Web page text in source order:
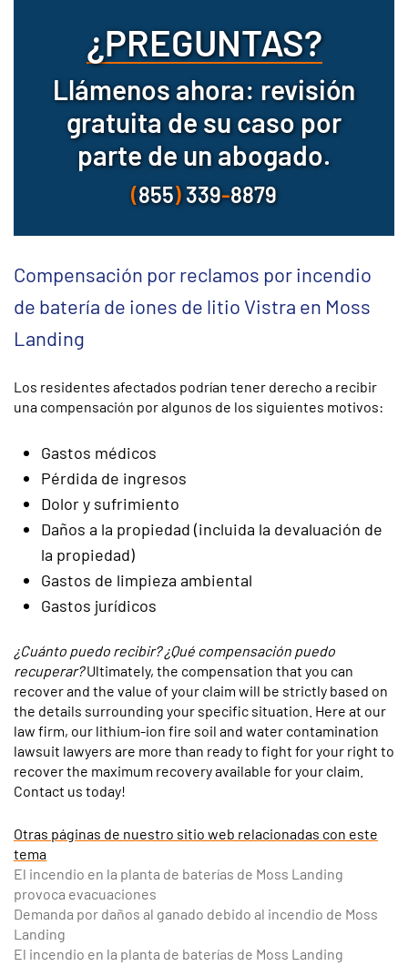
¿PREGUNTAS?
Llámenos ahora: revisión
gratuita de su caso por
parte de un abogado.
(855)339-8879
Compensación por reclamos por incendio
de batería de iones de litio Vistra en Moss
Landing
Los residentes afectados podrían tener derecho a recibir
una compensación por algunos de los siguientes motivos:
Gastos médicos
Pérdida de ingresos
Dolor y sufrimiento
Daños a la propiedad (incluida la devaluación de
la propiedad)
Gastos de limpieza ambiental
Gastos jurídicos
¿Cuánto puedo recibir? ¿Qué compensación puedo
recuperar?Ultimately, the compensation that you can
recover and the value of your claim will be strictly based on
the details surrounding your specific situation. Here at our
law firm, our lithium-ion fire soil and water contamination
lawsuit lawyers are more than ready to fight for your right to
recover the maximum recovery available for your claim.
Contact us today!
Otras páginas de nuestro sitio web relacionadas con este
tema
El incendio en la planta de baterías de Moss Landing
provoca evacuaciones
Demanda por daños al ganado debido al incendio de Moss
Landing
El incendio en la planta de baterías de Moss Landing